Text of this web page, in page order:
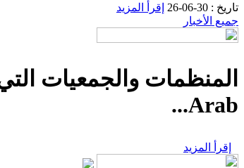
تاريخ : 30-06-26
إقرأ المزيد
جميع الأخبار
Arab...
إقرأ المزيد